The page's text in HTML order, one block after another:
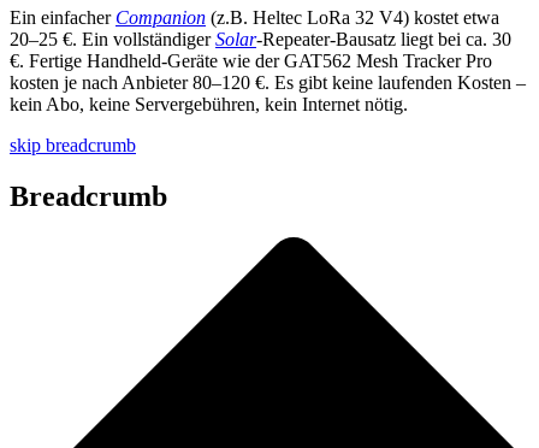
Ein einfacher Companion (z.B. Heltec LoRa 32 V4) kostet etwa
20–25 €. Ein vollständigerSolar-Repeater-Bausatz liegt bei ca. 30
€. Fertige Handheld-Geräte wie der GAT562 Mesh Tracker Pro
kosten je nach Anbieter 80–120 €. Es gibt keine laufenden Kosten –
kein Abo, keine Servergebühren, kein Internet nötig.
skip breadcrumb
Breadcrumb